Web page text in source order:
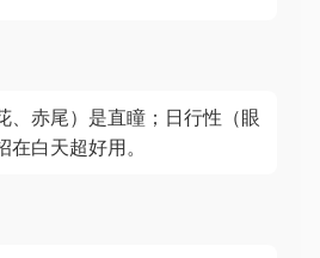
、赤尾）是直瞳；日行性（眼
白天超好用。